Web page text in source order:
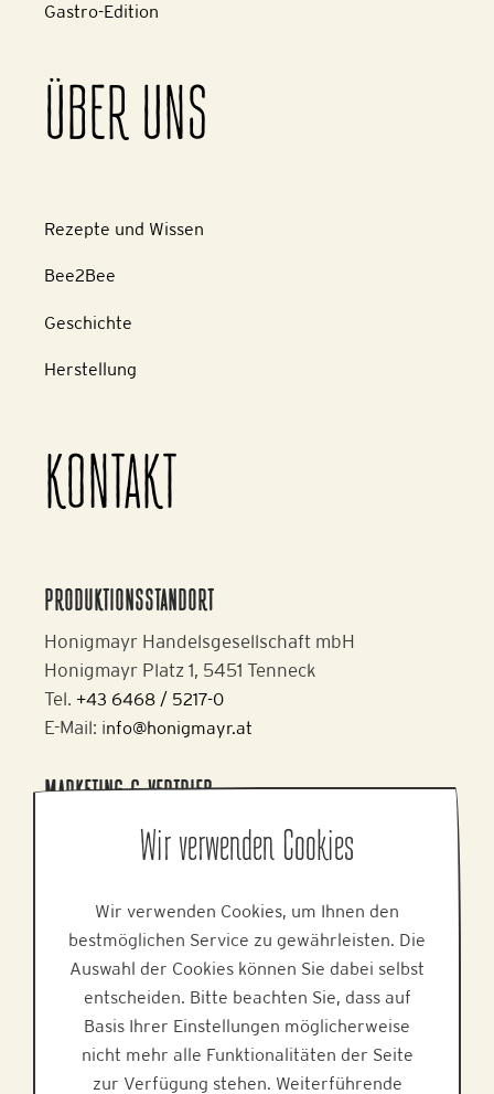
Gastro-Edition
ÜBER UNS
Rezepte und Wissen
Bee2Bee
Geschichte
Herstellung
KONTAKT
PRODUKTIONSSTANDORT
Honigmayr Handelsgesellschaft mbH
Honigmayr Platz 1, 5451 Tenneck
Tel. +43 6468 / 5217-0
E-Mail: info@honigmayr.at
MARKETING & VERTRIEB
Alpine Brands GmbH & Co KG
Gmundner Staße 27, 4800 Attnang-Puchheim
E-Mail:office@alpinebrands.at
Web:www.alpinebrands.at
HILFE
Wir verwenden Cookies
Wir verwenden Cookies, um Ihnen den
bestmöglichen Service zu gewährleisten. Die
Auswahl der Cookies können Sie dabei selbst
entscheiden. Bitte beachten Sie, dass auf
Basis Ihrer Einstellungen möglicherweise
nicht mehr alle Funktionalitäten der Seite
zur Verfügung stehen. Weiterführende